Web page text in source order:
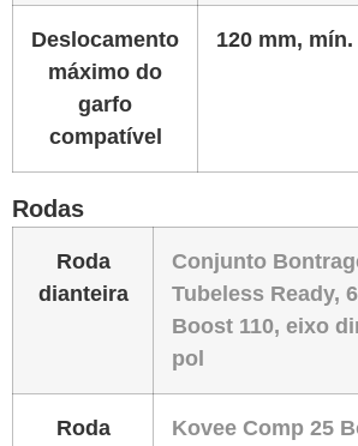
Deslocamento
máximo do
garfo
compatível
120 mm, mín.
Rodas
Roda
dianteira
Conjunto
Tubeless Ready,
Boost 110, eixo
pol
Roda
Kovee Comp 25